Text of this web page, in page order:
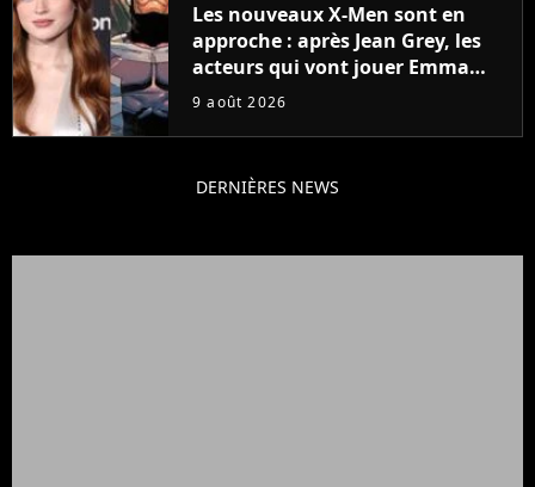
Les nouveaux X-Men sont en
approche : après Jean Grey, les
acteurs qui vont jouer Emma
Frost et Cyclope trouvés !
9 août 2026
DERNIÈRES NEWS